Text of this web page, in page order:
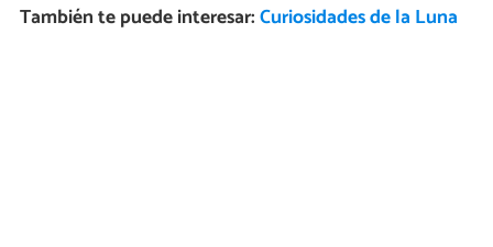
También te puede interesar:Curiosidades de la Luna